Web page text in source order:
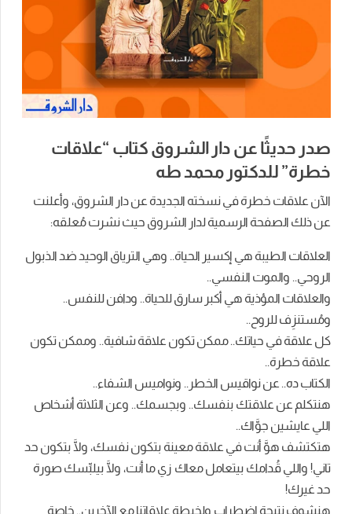
صدر حديثًا عن دار الشروق كتاب “علاقات
خطرة” للدكتور محمد طه
الآن علاقات خطرة في نسخته الجديدة عن دار الشروق، وأعلنت
عن ذلك الصفحة الرسمية لدار الشروق حيث نشرت مُعلقه:
العلاقات الطيبة هي إكسير الحياة.. وهي الترياق الوحيد ضد الذبول
الروحي.. والموت النفسي..
والعلاقات المؤذية هي أكبر سارق للحياة.. ودافن للنفس..
ومُستنزِف للروح..
كل علاقة في حياتك.. ممكن تكون علاقة شافية.. وممكن تكون
علاقة خطرة..
الكتاب ده.. عن نواقيس الخطر.. ونواميس الشفاء..
هنتكلم عن علاقتك بنفسك.. وبجسمك.. وعن الثلاثة أشخاص
اللي عايشين جوَّاك..
هتكتشف هوَّ أنت في علاقة معينة بتكون نفسك، ولَّا بتكون حد
تاني! واللي قُدامك بيتعامل معاك زي ما أنت، ولَّا بيلبِّسك صورة
حد غيرك!
هنشوف نتيجة اضطراب ولخبطة علاقاتنا مع الآخرين.. خاصة